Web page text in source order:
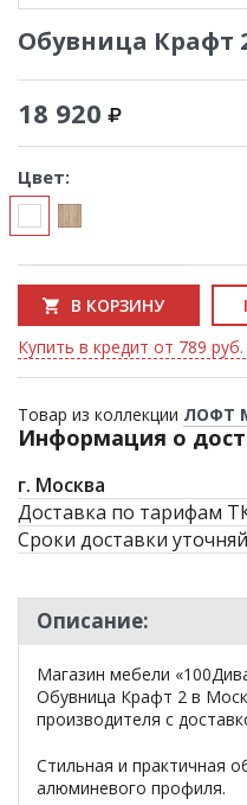
Обувница Крафт
18 920
Цвет:
В КОРЗИНУ
Купить в кредит от 789
Товар из коллекции ЛОФТ
Информация о
г. Москва
Доставка по тарифам
Сроки доставки
Описание:
Магазин мебели
Обувница Крафт 2 в
производителя с
Стильная и практичная
алюминевого профиля.